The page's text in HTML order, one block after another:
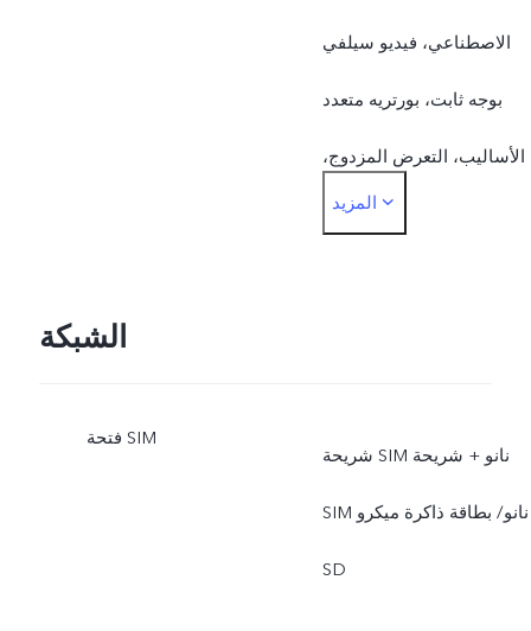
الاصطناعي، فيديو سيلفي
بوجه ثابت، بورتريه متعدد
الأساليب، التعرض المزدوج،
تجميل الوجه في الفيديو،
الخلفية: تبئير تلقائي للعين،
المزيد
الشبكة
فتحة SIM
شريحة SIM نانو + شريحة
SIM نانو/ بطاقة ذاكرة ميكرو
SD